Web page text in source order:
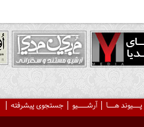
پـــیوند هـــا آرشــــیو
جستجوی پیشرفته